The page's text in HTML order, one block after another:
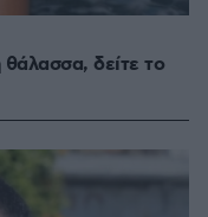
δείτε το